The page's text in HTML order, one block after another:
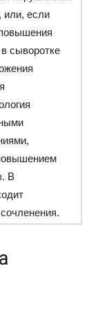
или, если
сыворотке
В